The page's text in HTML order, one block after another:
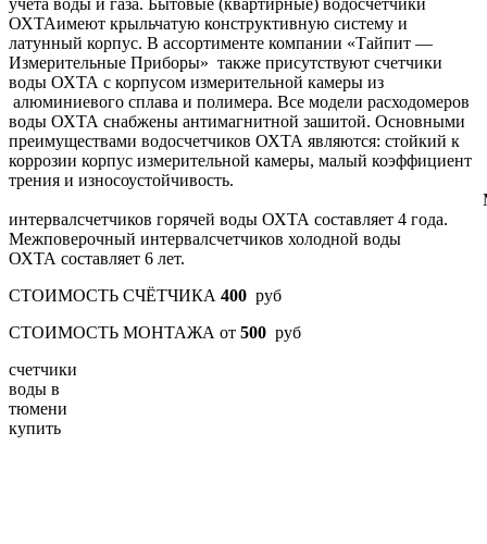
учета воды и газа. Бытовые (квартирные) водосчетчики
ОХТАимеют крыльчатую конструктивную систему и
латунный корпус. В ассортименте компании «Тайпит —
Измерительные Приборы» также присутствуют счетчики
воды ОХТА с корпусом измерительной камеры из
алюминиевого сплава и полимера. Все модели расходомеров
воды ОХТА снабжены антимагнитной зашитой. Основными
преимуществами водосчетчиков ОХТА являются: стойкий к
коррозии корпус измерительной камеры, малый коэффициент
трения и износоустойчивость.
интервалсчетчиков горячей воды ОХТА составляет 4 года.
Межповерочный интервалсчетчиков холодной воды
ОХТА составляет 6 лет.
СТОИМОСТЬ СЧЁТЧИКА 400 руб
СТОИМОСТЬ МОНТАЖА от 500 руб
счетчики
воды в
тюмени
купить